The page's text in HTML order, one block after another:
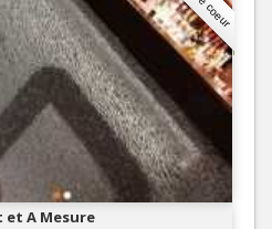
et A Mesure